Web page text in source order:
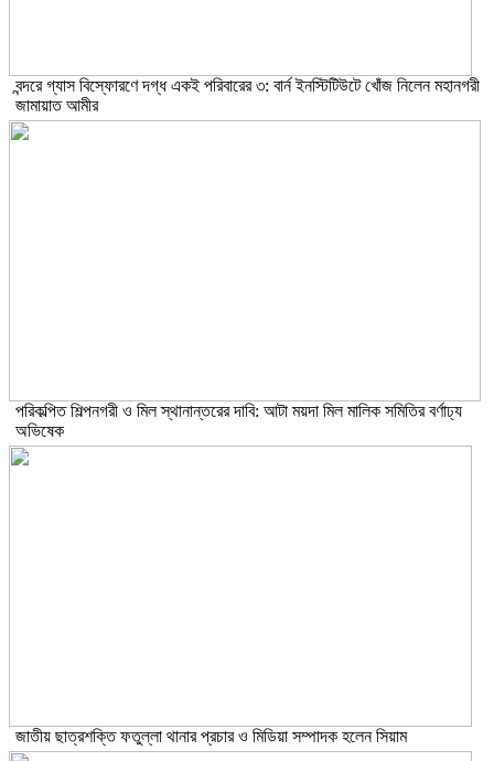
বন্দরে গ্যাস বিস্ফোরণে দগ্ধ একই পরিবারের ৩: বার্ন ইনস্টিটিউটে খোঁজ নিলেন মহানগরী
জামায়াত আমীর
পরিকল্পিত শিল্পনগরী ও মিল স্থানান্তরের দাবি: আটা ময়দা মিল মালিক সমিতির বর্ণাঢ্য
অভিষেক
জাতীয় ছাত্রশক্তি ফতুল্লা থানার প্রচার ও মিডিয়া সম্পাদক হলেন সিয়াম